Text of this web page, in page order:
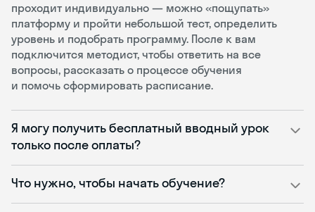
проходит индивидуально — можно «пощупать»
платформу и пройти небольшой тест, определить
уровень и подобрать программу. После к вам
подключится методист, чтобы ответить на все
вопросы, рассказать о процессе обучения
и помочь сформировать расписание.
Я могу получить бесплатный вводный урок
только после оплаты?
Что нужно, чтобы начать обучение?